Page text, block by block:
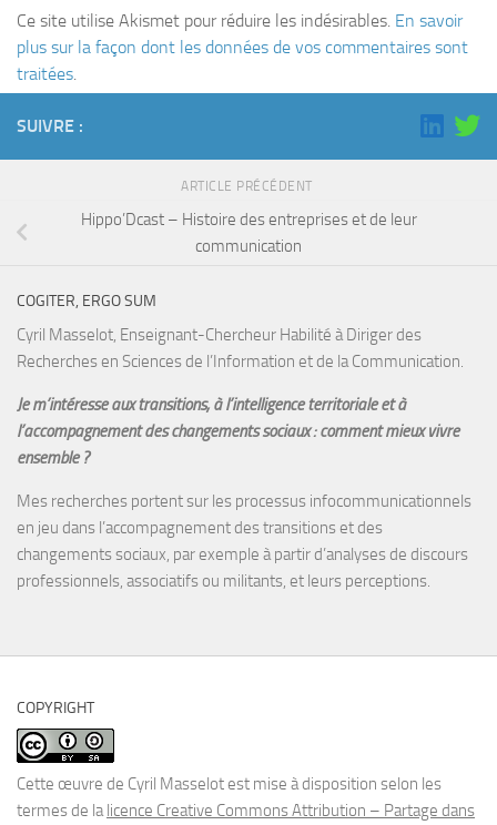
Ce site utilise Akismet pour réduire les indésirables. En savoir
plus sur la façon dont les données de vos commentaires sont
traitées.
SUIVRE :
ARTICLE PRÉCÉDENT
Hippo’Dcast – Histoire des entreprises et de leur
communication
COGITER, ERGO SUM
Cyril Masselot, Enseignant-Chercheur Habilité à Diriger des
Recherches en Sciences de l’Information et de la Communication.
Je m’intéresse aux transitions, à l’intelligence territoriale et à
l’accompagnement des changements sociaux : comment mieux vivre
ensemble ?
Mes recherches portent sur les processus infocommunicationnels
en jeu dans l’accompagnement des transitions et des
changements sociaux, par exemple à partir d’analyses de discours
professionnels, associatifs ou militants, et leurs perceptions.
COPYRIGHT
Cette œuvre de Cyril Masselot est mise à disposition selon les
termes de lalicence Creative Commons Attribution – Partage dans